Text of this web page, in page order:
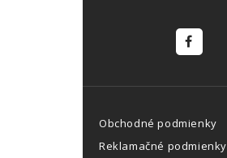
Obchodné podmienky
Reklamačné podmienky